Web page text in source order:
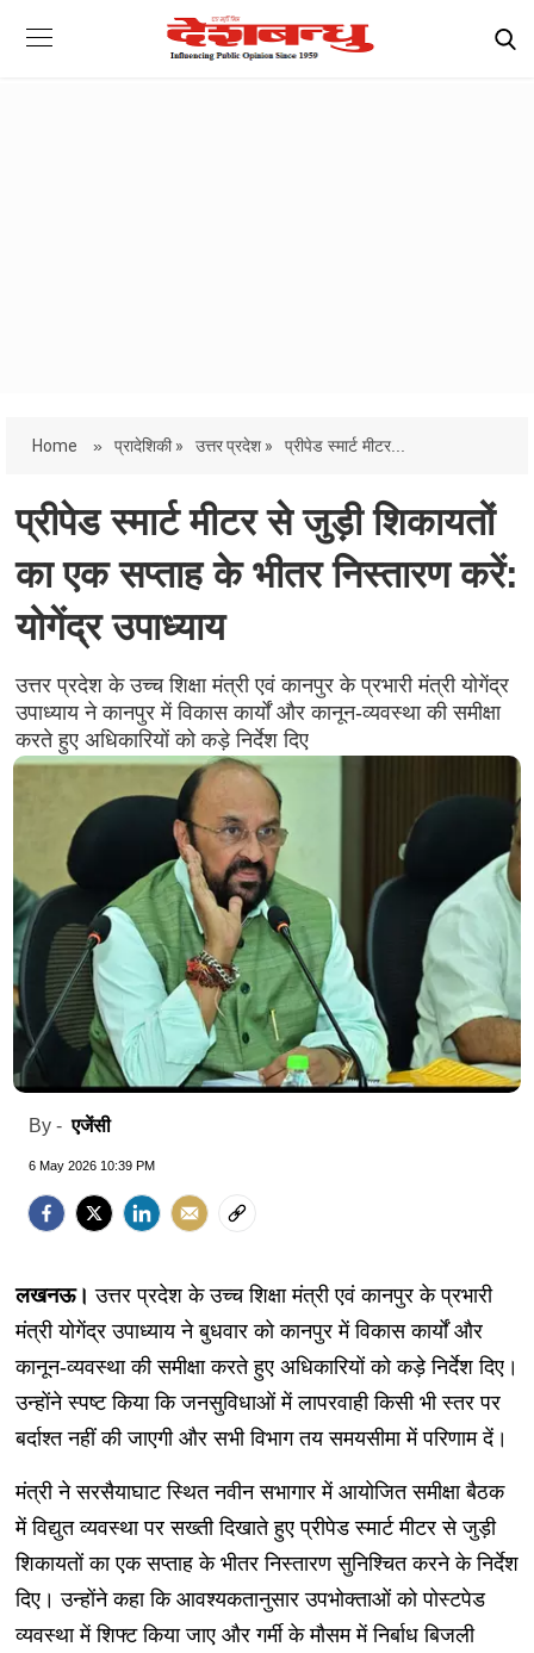
Home » प्रादेशिकी » उत्तर प्रदेश » प्रीपेड स्मार्ट मीटर...
प्रीपेड स्मार्ट मीटर से जुड़ी शिकायतों
का एक सप्ताह के भीतर निस्तारण करें:
योगेंद्र उपाध्याय
उत्तर प्रदेश के उच्च शिक्षा मंत्री एवं कानपुर के प्रभारी मंत्री योगेंद्र
उपाध्याय ने कानपुर में विकास कार्यों और कानून-व्यवस्था की समीक्षा
करते हुए अधिकारियों को कड़े निर्देश दिए
By -एजेंसी
6 May 2026 10:39 PM
लखनऊ।उत्तर प्रदेश के उच्च शिक्षा मंत्री एवं कानपुर के प्रभारी
मंत्री योगेंद्र उपाध्याय ने बुधवार को कानपुर में विकास कार्यों और
कानून-व्यवस्था की समीक्षा करते हुए अधिकारियों को कड़े निर्देश दिए।
उन्होंने स्पष्ट किया कि जनसुविधाओं में लापरवाही किसी भी स्तर पर
बर्दाश्त नहीं की जाएगी और सभी विभाग तय समयसीमा में परिणाम दें।
मंत्री ने सरसैयाघाट स्थित नवीन सभागार में आयोजित समीक्षा बैठक
में विद्युत व्यवस्था पर सख्ती दिखाते हुए प्रीपेड स्मार्ट मीटर से जुड़ी
शिकायतों का एक सप्ताह के भीतर निस्तारण सुनिश्चित करने के निर्देश
दिए। उन्होंने कहा कि आवश्यकतानुसार उपभोक्ताओं को पोस्टपेड
व्यवस्था में शिफ्ट किया जाए और गर्मी के मौसम में निर्बाध बिजली